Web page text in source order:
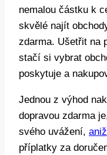
nemalou částku k
skvělé najít
zdarma. Ušetřit na
stačí si vybrat
poskytuje a
Jednou z výhod
dopravou zdarma
svého uvážení,
příplatky za